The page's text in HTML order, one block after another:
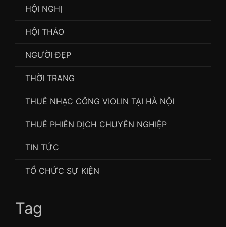
HỘI NGHỊ
HỘI THẢO
NGƯỜI ĐẸP
THỜI TRANG
THUÊ NHẠC CÔNG VIOLIN TẠI HÀ NỘI
THUÊ PHIÊN DỊCH CHUYÊN NGHIỆP
TIN TỨC
TỔ CHỨC SỰ KIỆN
Tag